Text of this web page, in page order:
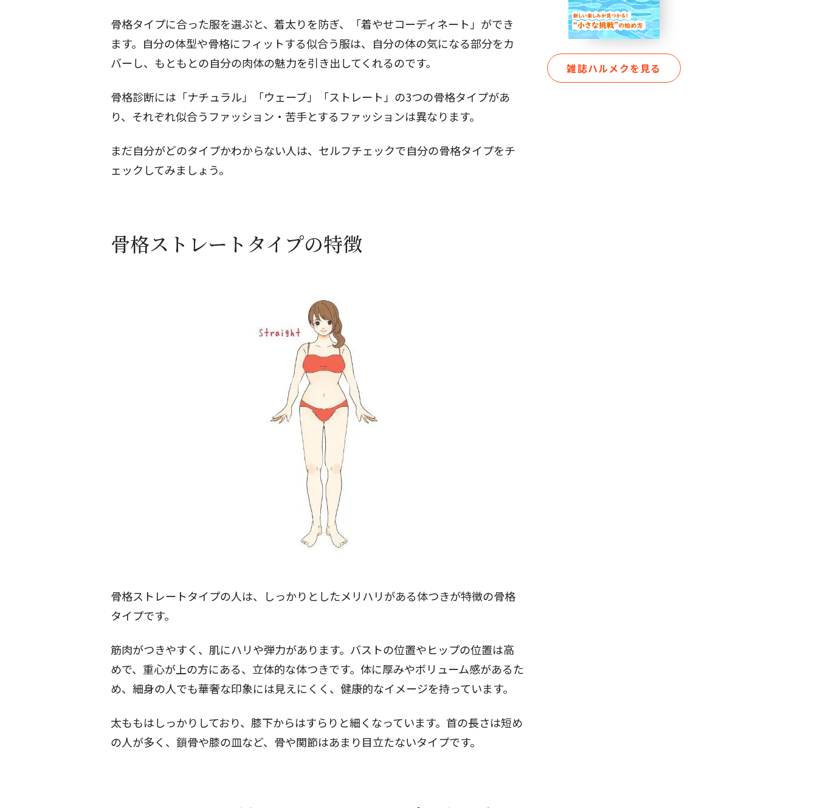
骨格タイプに合った服を選ぶと、着太りを防ぎ、「着やせコーディネート」ができ
ます。自分の体型や骨格にフィットする似合う服は、自分の体の気になる部分をカ
バーし、もともとの自分の肉体の魅力を引き出してくれるのです。
骨格診断には「ナチュラル 」「ウェーブ」「ストレート」の3つの骨格タイプがあ
り、それぞれ似合うファッション・苦手とするファッションは異なります。
まだ自分がどのタイプかわからない人は、 セルフチェックで自分の骨格タイプをチ
ェックしてみましょう。
骨格ストレートタイプの特徴
骨格ストレートタイプの人は、しっかりとしたメリハリがある体つきが特徴の骨格
タイプです。
筋肉がつきやすく、肌にハリや弾力があります。バストの位置やヒップの位置は高
めで、重心が上の方にある、立体的な体つきです。体に厚みやボリューム感があるた
め、細身の人でも華奢な印象には見えにくく、健康的なイメージを持っています。
太ももはしっかりしており、膝下からはすらりと細くなっています。首の長さは短め
の人が多く、鎖骨や膝の皿など、骨や関節はあまり目立たないタイプです。
雑誌ハルメクを見る
閉じる